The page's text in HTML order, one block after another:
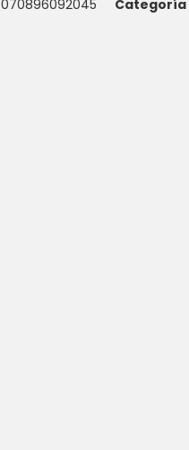
070896092045 Categoría